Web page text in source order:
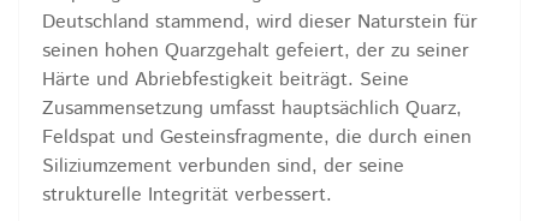
Deutschland stammend, wird dieser Naturstein für
seinen hohen Quarzgehalt gefeiert, der zu seiner
Härte und Abriebfestigkeit beiträgt. Seine
Zusammensetzung umfasst hauptsächlich Quarz,
Feldspat und Gesteinsfragmente, die durch einen
Siliziumzement verbunden sind, der seine
strukturelle Integrität verbessert.